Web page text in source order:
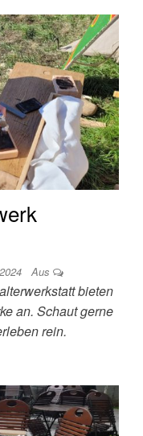
Aus
bieten
an. Schaut gerne
rein.